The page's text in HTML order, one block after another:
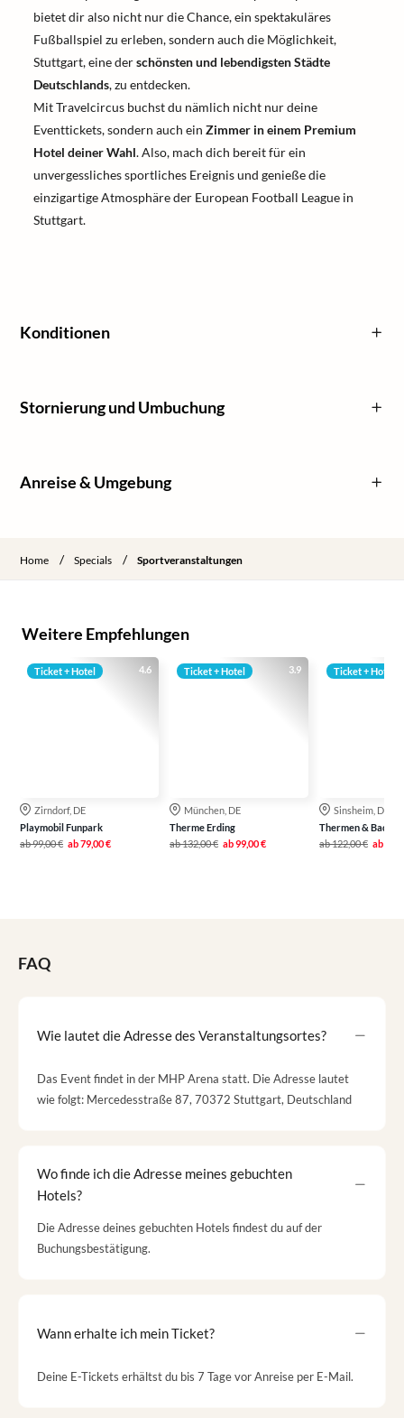
bietet dir also nicht nur die Chance, ein spektakuläres
Fußballspiel zu erleben, sondern auch die Möglichkeit,
Stuttgart, eine derschönsten und lebendigsten Städte
Deutschlands, zu entdecken.
Mit Travelcircus buchst du nämlich nicht nur deine
Eventtickets, sondern auch ein Zimmer in einem Premium
Hotel deiner Wahl. Also, mach dich bereit für ein
unvergessliches sportliches Ereignis und genieße die
einzigartige Atmosphäre der European Football League in
Stuttgart.
Konditionen
Stornierung und Umbuchung
Anreise & Umgebung
Home / Specials / Sportveranstaltungen
Weitere Empfehlungen
4.6
Ticket + Hotel
Zirndorf, DE
Playmobil Funpark
ab99,00 € ab79,00 €
3.9
Ticket + Hotel
München, DE
Therme Erding
ab132,00 € ab99,00 €
Ticket + Hotel
Sinsheim, DE
Thermen &
ab122,00 € ab
FAQ
Wie lautet die Adresse des Veranstaltungsortes?
Das Event findet in der MHP Arena statt. Die Adresse lautet
wie folgt: Mercedesstraße 87, 70372 Stuttgart, Deutschland
Wo finde ich die Adresse meines gebuchten
Hotels?
Die Adresse deines gebuchten Hotels findest du auf der
Buchungsbestätigung.
Wann erhalte ich mein Ticket?
Deine E-Tickets erhältst du bis 7 Tage vor Anreise per E-Mail.